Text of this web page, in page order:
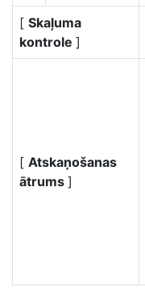
[ Skaļuma
kontrole ]
[ Atskaņošanas
ātrums ]